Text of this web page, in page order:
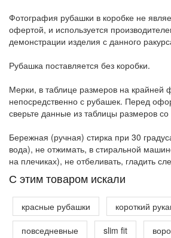
Фотография рубашки в коробке не
офертой, и используется
демонстрации изделия с данного
Рубашка поставляется без коробки.
Мерки, в таблице размеров на крайней
непосредственно с рубашек. Перед
сверьте данные из таблицы размеров
Бережная (ручная) стирка при 30
вода), не отжимать, в стиральной
на плечиках), не отбеливать, гладить
C этим товаром искали
красные рубашки короткий
повседневные
slim fit